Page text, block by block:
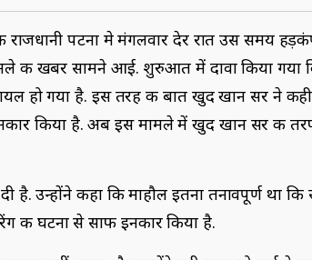
राजधानी पटना मे मंगलवार देर रात उस समय
की खबर सामने आई. शुरुआत में दावा किया गया
हो गया है. इस तरह की बात खुद खान सर ने
किया है. अब इस मामले में खुद खान सर की
उन्‍होंने कहा कि माहौल इतना तनावपूर्ण था कि
की घटना से साफ इनकार किया है.